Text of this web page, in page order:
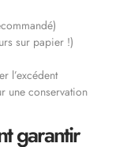
sur papier !)
l’excédent
une conservation
garantir